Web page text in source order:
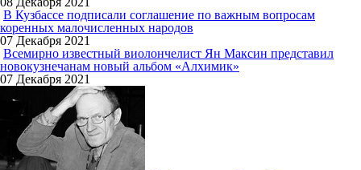
В Кузбассе подписали соглашение по важным вопросам
коренных малочисленных народов
07 Декабря 2021
Всемирно известный виолончелист Ян Максин представил
новокузнечанам новый альбом «Алхимик»
07 Декабря 2021